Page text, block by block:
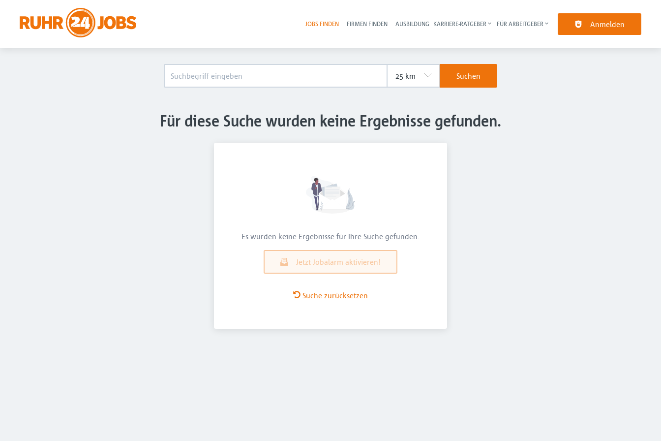
Haupt-Navigation
JOBS FINDEN FIRMEN FINDEN AUSBILDUNG KARRIERE-RATGEBER FÜR ARBEITGEBER Anmelden
Suchen
Für diese Suche wurden keine Ergebnisse gefunden.
Es wurden keine Ergebnisse für Ihre Suche gefunden.
Jetzt Jobalarm aktivieren!
Suche zurücksetzen